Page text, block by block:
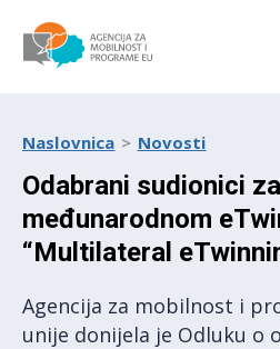
Naslovnica Novosti
Odabrani sudionici
međunarodnom
“Multilateral
Agencija za mobilnost i
unije donijela je Odluku o